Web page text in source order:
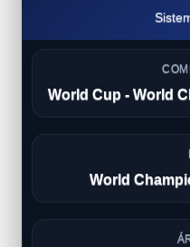
World Cup - World
World